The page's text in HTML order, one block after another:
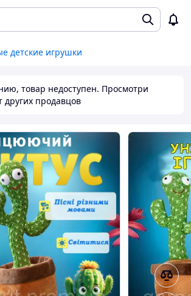
детские игрушки
товар недоступен. Просмотри
других продавцов